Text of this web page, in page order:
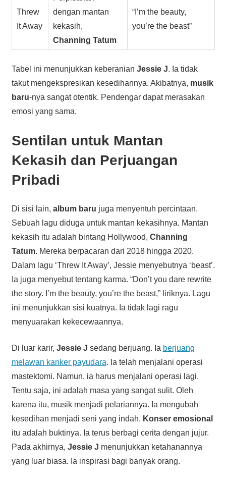
Threw
It Away
dengan mantan
kekasih,
Channing Tatum
“I’m the beauty,
you’re the beast”
Tabel ini menunjukkan keberanian Jessie J. Ia tidak
takut mengekspresikan kesedihannya. Akibatnya, musik
baru-nya sangat otentik. Pendengar dapat merasakan
emosi yang sama.
Sentilan untuk Mantan
Kekasih dan Perjuangan
Pribadi
Di sisi lain, album baru juga menyentuh percintaan.
Sebuah lagu diduga untuk mantan kekasihnya. Mantan
kekasih itu adalah bintang Hollywood, Channing
Tatum. Mereka berpacaran dari 2018 hingga 2020.
Dalam lagu ‘Threw It Away’, Jessie menyebutnya ‘beast’.
Ia juga menyebut tentang karma. “Don’t you dare rewrite
the story. I’m the beauty, you’re the beast,” liriknya. Lagu
ini menunjukkan sisi kuatnya. Ia tidak lagi ragu
menyuarakan kekecewaannya.
Di luar karir, Jessie J sedang berjuang. Ia berjuang
melawan kanker payudara. Ia telah menjalani operasi
mastektomi. Namun, ia harus menjalani operasi lagi.
Tentu saja, ini adalah masa yang sangat sulit. Oleh
karena itu, musik menjadi pelariannya. Ia mengubah
kesedihan menjadi seni yang indah. Konser emosional
itu adalah buktinya. Ia terus berbagi cerita dengan jujur.
Pada akhirnya, Jessie J menunjukkan ketahanannya
yang luar biasa. Ia inspirasi bagi banyak orang.